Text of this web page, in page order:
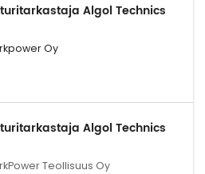
Algol Technics
Oy
Algol Technics
Teollisuus Oy